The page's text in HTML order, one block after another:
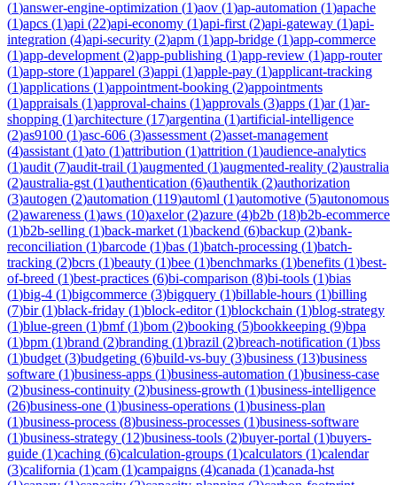
(1)answer-engine-optimization (1)aov (1)ap-automation (1)apache
(1)apcs (1)api (22)api-economy (1)api-first (2)api-gateway (1)api-
integration (4)api-security (2)apm (1)app-bridge (1)app-commerce
(1)app-development (2)app-publishing (1)app-review (1)app-router
(1)app-store (1)apparel (3)appi (1)apple-pay (1)applicant-tracking
(1)applications (1)appointment-booking (2)appointments
(1)appraisals (1)approval-chains (1)approvals (3)apps (1)ar(1)ar-
shopping (1)architecture (17)argentina (1)artificial-intelligence
(2)as9100 (1)asc-606 (3)assessment (2)asset-management
(4)assistant (1)ato (1)attribution (1)attrition (1)audience-analytics
(1)audit (7)audit-trail (1)augmented (1)augmented-reality (2)australia
(2)australia-gst (1)authentication (6)authentik (2)authorization
(3)autogen (2)automation (119)automl (1)automotive (5)autonomous
(2)awareness (1)aws (10)axelor(2)azure (4)b2b (18)b2b-ecommerce
(1)b2b-selling (1)back-market (1)backend (6)backup (2)bank-
reconciliation (1)barcode (1)bas (1)batch-processing (1)batch-
tracking (2)bcrs (1)beauty (1)bee (1)benchmarks (1)benefits (1)best-
of-breed (1)best-practices (6)bi-comparison (8)bi-tools (1)bias
(1)big-4 (1)bigcommerce (3)bigquery (1)billable-hours (1)billing
(7)bir(1)black-friday (1)block-editor(1)blockchain (1)blog-strategy
(1)blue-green (1)bmf(1)bom (2)booking (5)bookkeeping (9)bpa
(1)bpm (1)brand (2)branding (1)brazil (2)breach-notification (1)bss
(1)budget (3)budgeting (6)build-vs-buy (3)business (13)business
software (1)business-apps (1)business-automation (1)business-case
(2)business-continuity (2)business-growth (1)business-intelligence
(26)business-one (1)business-operations (1)business-plan
(1)business-process (8)business-processes (1)business-software
(1)business-strategy (12)business-tools (2)buyer-portal (1)buyers-
guide (1)caching (6)calculation-groups (1)calculators (1)calendar
(3)california (1)cam (1)campaigns (4)canada (1)canada-hst